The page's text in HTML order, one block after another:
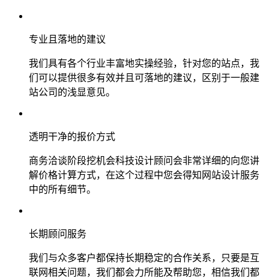
专业且落地的建议
我们具有各个行业丰富地实操经验，针对您的站点，我
们可以提供很多有效并且可落地的建议，区别于一般建
站公司的浅显意见。
透明干净的报价方式
商务洽谈阶段挖机会科技设计顾问会非常详细的向您讲
解价格计算方式，在这个过程中您会得知网站设计服务
中的所有细节。
长期顾问服务
我们与众多客户都保持长期稳定的合作关系，只要是互
联网相关问题，我们都会力所能及帮助您，相信我们都